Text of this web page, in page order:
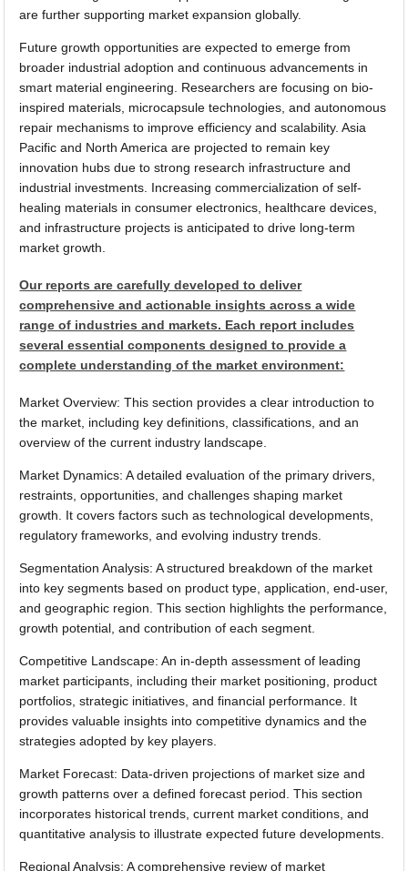
are further supporting market expansion globally.
Future growth opportunities are expected to emerge from
broader industrial adoption and continuous advancements in
smart material engineering. Researchers are focusing on bio-
inspired materials, microcapsule technologies, and autonomous
repair mechanisms to improve efficiency and scalability. Asia
Pacific and North America are projected to remain key
innovation hubs due to strong research infrastructure and
industrial investments. Increasing commercialization of self-
healing materials in consumer electronics, healthcare devices,
and infrastructure projects is anticipated to drive long-term
market growth.
Our reports are carefully developed to deliver
comprehensive and actionable insights across a wide
range of industries and markets. Each report includes
several essential components designed to provide a
complete understanding of the market environment:
Market Overview: This section provides a clear introduction to
the market, including key definitions, classifications, and an
overview of the current industry landscape.
Market Dynamics: A detailed evaluation of the primary drivers,
restraints, opportunities, and challenges shaping market
growth. It covers factors such as technological developments,
regulatory frameworks, and evolving industry trends.
Segmentation Analysis: A structured breakdown of the market
into key segments based on product type, application, end-user,
and geographic region. This section highlights the performance,
growth potential, and contribution of each segment.
Competitive Landscape: An in-depth assessment of leading
market participants, including their market positioning, product
portfolios, strategic initiatives, and financial performance. It
provides valuable insights into competitive dynamics and the
strategies adopted by key players.
Market Forecast: Data-driven projections of market size and
growth patterns over a defined forecast period. This section
incorporates historical trends, current market conditions, and
quantitative analysis to illustrate expected future developments.
Regional Analysis: A comprehensive review of market